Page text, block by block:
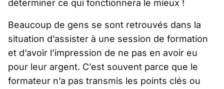
déterminer ce qui fonctionnera le mieux !
Beaucoup de gens se sont retrouvés dans la
situation d’assister à une session de formation
et d’avoir l’impression de ne pas en avoir eu
pour leur argent. C’est souvent parce que le
formateur n’a pas transmis les points clés ou